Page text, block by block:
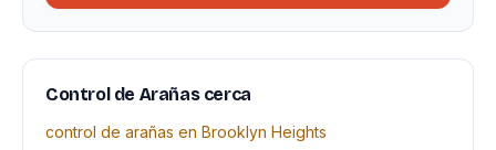
Control de Arañas cerca
control de arañas en Brooklyn Heights